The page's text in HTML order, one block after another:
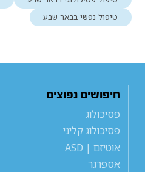
טיפול נפשי בבאר שבע
חיפושים נפוצים
פסיכולוג
פסיכולוג קליני
אוטיזם | ASD
אספרגר